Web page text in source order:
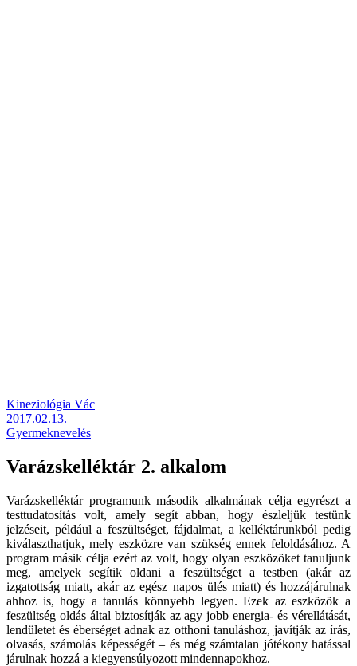
Kineziológia Vác
2017.02.13.
Gyermeknevelés
Varázskelléktár 2. alkalom
Varázskelléktár programunk második alkalmának célja egyrészt a
testtudatosítás volt, amely segít abban, hogy észleljük testünk
jelzéseit, például a feszültséget, fájdalmat, a kelléktárunkból pedig
kiválaszthatjuk, mely eszközre van szükség ennek feloldásához. A
program másik célja ezért az volt, hogy olyan eszközöket tanuljunk
meg, amelyek segítik oldani a feszültséget a testben (akár az
izgatottság miatt, akár az egész napos ülés miatt) és hozzájárulnak
ahhoz is, hogy a tanulás könnyebb legyen. Ezek az eszközök a
feszültség oldás által biztosítják az agy jobb energia- és vérellátását,
lendületet és éberséget adnak az otthoni tanuláshoz, javítják az írás,
olvasás, számolás képességét – és még számtalan jótékony hatással
járulnak hozzá a kiegyensúlyozott mindennapokhoz.